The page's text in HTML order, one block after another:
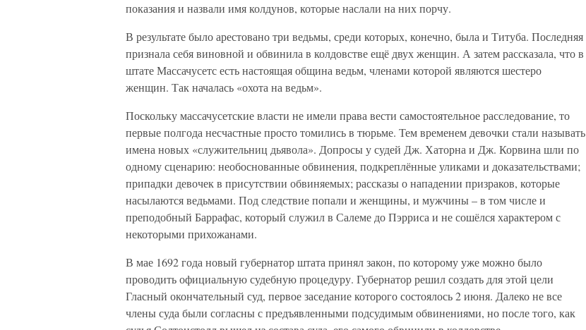
показания и назвали имя колдунов, которые наслали на них порчу.
В результате было арестовано три ведьмы, среди которых, конечно, была и Титуба. Последняя
признала себя виновной и обвинила в колдовстве ещё двух женщин. А затем рассказала, что в
штате Массачусетс есть настоящая община ведьм, членами которой являются шестеро
женщин. Так началась «охота на ведьм».
Поскольку массачусетские власти не имели права вести самостоятельное расследование, то
первые полгода несчастные просто томились в тюрьме. Тем временем девочки стали называть
имена новых «служительниц дьявола». Допросы у судей Дж. Хаторна и Дж. Корвина шли по
одному сценарию: необоснованные обвинения, подкреплённые уликами и доказательствами;
припадки девочек в присутствии обвиняемых; рассказы о нападении призраков, которые
насылаются ведьмами. Под следствие попали и женщины, и мужчины – в том числе и
преподобный Баррафас, который служил в Салеме до Пэрриса и не сошёлся характером с
некоторыми прихожанами.
В мае 1692 года новый губернатор штата принял закон, по которому уже можно было
проводить официальную судебную процедуру. Губернатор решил создать для этой цели
Гласный окончательный суд, первое заседание которого состоялось 2 июня. Далеко не все
члены суда были согласны с предъявленными подсудимым обвинениями, но после того, как